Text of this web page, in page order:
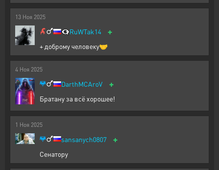
13 Ноя 2025
👁️‍🗨️RuWTak14 +
+ доброму человеку🤝
4 Ноя 2025
DarthMCAroV +
Братану за всё хорошее!
1 Ноя 2025
sansanych0807 +
Сенатору